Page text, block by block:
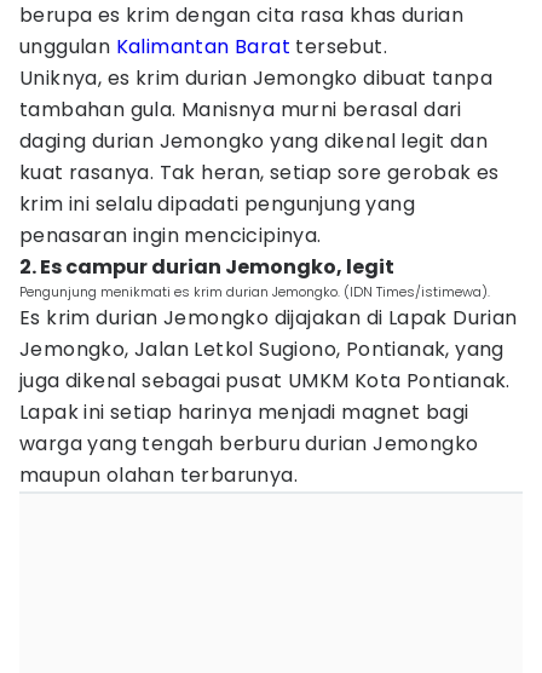
berupa es krim dengan cita rasa khas durian
unggulan Kalimantan Barat tersebut.
Uniknya, es krim durian Jemongko dibuat tanpa
tambahan gula. Manisnya murni berasal dari
daging durian Jemongko yang dikenal legit dan
kuat rasanya. Tak heran, setiap sore gerobak es
krim ini selalu dipadati pengunjung yang
penasaran ingin mencicipinya.
2. Es campur durian Jemongko, legit
Pengunjung menikmati es krim durian Jemongko. (IDN Times/istimewa).
Es krim durian Jemongko dijajakan di Lapak Durian
Jemongko, Jalan Letkol Sugiono, Pontianak, yang
juga dikenal sebagai pusat UMKM Kota Pontianak.
Lapak ini setiap harinya menjadi magnet bagi
warga yang tengah berburu durian Jemongko
maupun olahan terbarunya.